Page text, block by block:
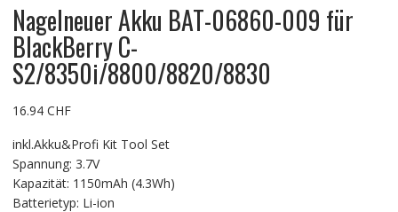
Nagelneuer Akku BAT-06860-009 für
BlackBerry C-
S2/8350i/8800/8820/8830
16.94 CHF
inkl.Akku&Profi Kit Tool Set
Spannung: 3.7V
Kapazität: 1150mAh (4.3Wh)
Batterietyp: Li-ion